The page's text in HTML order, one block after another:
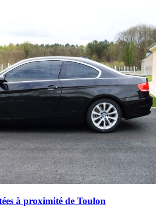
à proximité de Toulon